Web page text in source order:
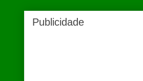
Publicidade